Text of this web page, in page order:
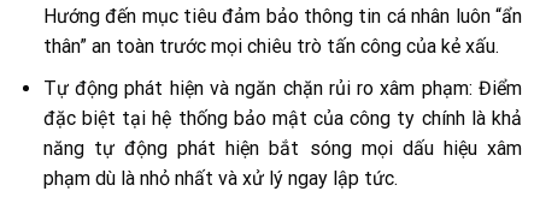
Hướng đến mục tiêu đảm bảo thông tin cá nhân luôn “ẩn
thân” an toàn trước mọi chiêu trò tấn công của kẻ xấu.
Tự động phát hiện và ngăn chặn rủi ro xâm phạm: Điểm
đặc biệt tại hệ thống bảo mật của công ty chính là khả
năng tự động phát hiện bắt sóng mọi dấu hiệu xâm
phạm dù là nhỏ nhất và xử lý ngay lập tức.